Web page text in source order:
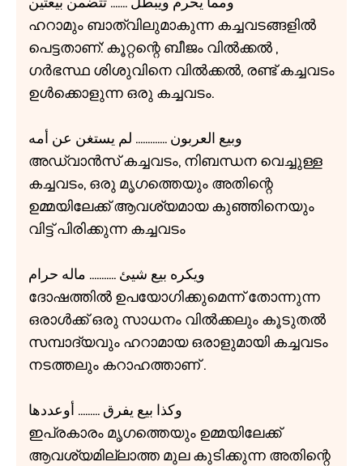
ഹറാമും ബാത്വിലുമാകുന്ന കച്ചവടങ്ങളിൽ
പെട്ടതാണ്: കൂറ്റന്റെ ബീജം വിൽക്കൽ ,
ഗർഭസ്ഥ ശിശുവിനെ വിൽക്കൽ, രണ്ട് കച്ചവടം
ഉൾക്കൊളുന്ന ഒരു കച്ചവടം.
وبيع العربون ............. لم يستغن عن أمه
അഡ്വാൻസ് കച്ചവടം, നിബന്ധന വെച്ചുള്ള
കച്ചവടം, ഒരു മൃഗത്തെയും അതിന്റെ
ഉമ്മയിലേക്ക് ആവശ്യമായ കുഞ്ഞിനെയും
വിട്ട് പിരിക്കുന്ന കച്ചവടം
ويكره بيع شيئ ........... ماله حرام
ദോഷത്തിൽ ഉപയോഗിക്കുമെന്ന് തോന്നുന്ന
ഒരാൾക്ക് ഒരു സാധനം വിൽക്കലും കൂടുതൽ
സമ്പാദ്യവും ഹറാമായ ഒരാളുമായി കച്ചവടം
നടത്തലും കറാഹത്താണ് .
وكذا بيع يفرق ......... أوعددها
ഇപ്രകാരം മൃഗത്തെയും ഉമ്മയിലേക്ക്
ആവശ്യമില്ലാത്ത മുല കുടിക്കുന്ന അതിന്റെ